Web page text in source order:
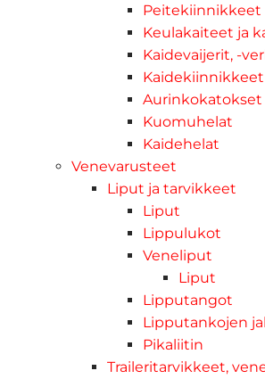
Peitekiinnikkeet
Keulakaiteet ja
Kaidevaijerit, -
Aurinkokatokset
Kuomuhelat
Kaidehelat
Venevarusteet
Liput ja tarvikkeet
Liput
Lippulukot
Veneliput
Liput
Lipputangot
Lipputankojen
Pikaliitin
Traileritarvikkeet,